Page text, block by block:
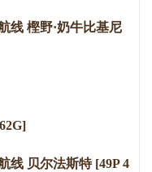
线 樫野·奶牛比基尼
线 贝尔法斯特 [49P 4